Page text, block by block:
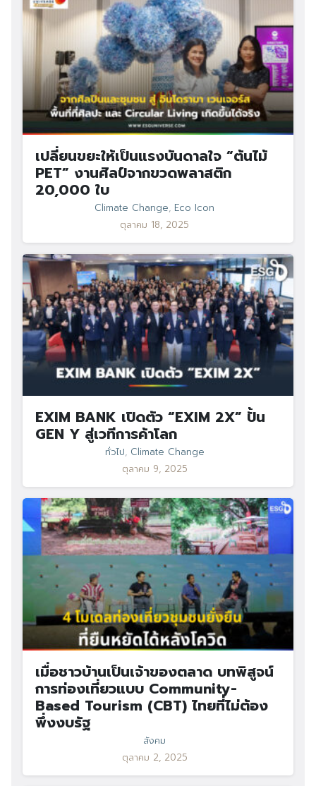
เปลี่ยนขยะให้เป็นแรงบันดาลใจ “ต้นไม้
PET” งานศิลป์จากขวดพลาสติก
20,000 ใบ
Climate Change, Eco Icon
ตุลาคม 18, 2025
EXIM BANK เปิดตัว “EXIM 2X” ปั้น
GEN Y สู่เวทีการค้าโลก
ทั่วไป, Climate Change
ตุลาคม 9, 2025
เมื่อชาวบ้านเป็นเจ้าของตลาด บทพิสูจน์
การท่องเที่ยวแบบ Community-
Based Tourism (CBT) ไทยที่ไม่ต้อง
พึ่งงบรัฐ
สังคม
ตุลาคม 2, 2025